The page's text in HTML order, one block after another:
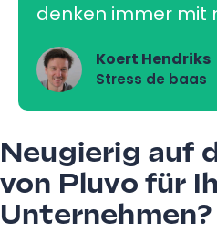
denken immer mit
Koert Hendriks
Stress de baas
Neugierig auf
von Pluvo für
Unternehmen?